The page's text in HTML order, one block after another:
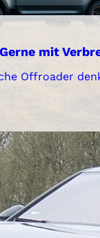
mit
Offroader